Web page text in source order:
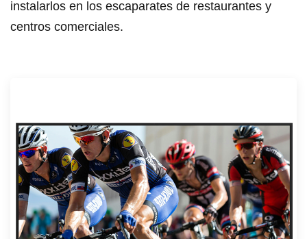
instalarlos en los escaparates de restaurantes y
centros comerciales.